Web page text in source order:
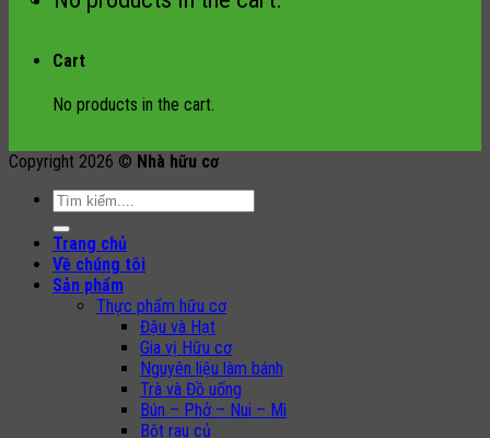
Cart
No products in the cart.
Copyright 2026 © Nhà hữu cơ
Search
Trang chủ
Về chúng tôi
Sản phẩm
Thực phẩm hữu cơ
Đậu và Hạt
Gia vị Hữu cơ
Nguyên liệu làm bánh
Trà và Đồ uống
Bún – Phở – Nui – Mì
Bột rau củ